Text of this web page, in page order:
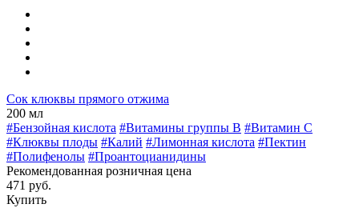
Сок клюквы прямого отжима
200 мл
#Бензойная кислота #Витамины группы В #Витамин C
#Клюквы плоды #Калий #Лимонная кислота #Пектин
#Полифенолы #Проантоцианидины
Рекомендованная розничная цена
471 руб.
Купить